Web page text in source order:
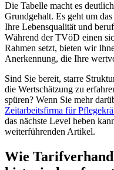
Die Tabelle macht es
Grundgehalt. Es geht um
Ihre Lebensqualität und
Während der TVöD einen
Rahmen setzt, bieten wir
Anerkennung, die Ihre
Sind Sie bereit, starre
die Wertschätzung zu
spüren? Wenn Sie mehr
Zeitarbeitsfirma für
das nächste Level heben
weiterführenden Artikel.
Wie